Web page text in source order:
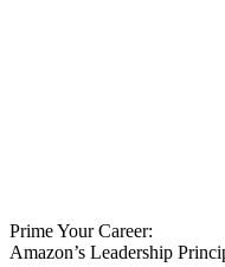
Prime Your Career:
Amazon’s Leadership